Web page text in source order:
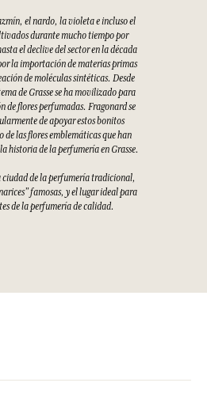
el nardo, la violeta e incluso el
durante mucho tiempo por
el declive del sector en la década
la importación de materias primas
de moléculas sintéticas. Desde
de Grasse se ha movilizado para
de flores perfumadas. Fragonard se
de apoyar estos bonitos
de las flores emblemáticas que han
historia de la perfumería en Grasse.
ciudad de la perfumería tradicional,
famosas, y el lugar ideal para
de la perfumería de calidad.